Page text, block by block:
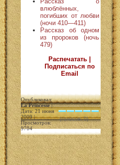
влюблённых,
погибших от любви
(ночи 410—411)
Рассказ об одном
из пророков (ночь
479)
Распечатать |
Подписаться по
Email
Опубликовал:
La Princesse|
Дата: 21 июня
2009 |
Просмотров:
9704
(голосов: 0)